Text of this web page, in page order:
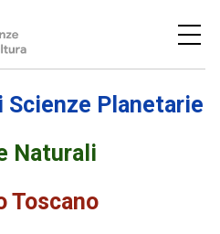
Scienze Planetarie
Naturali
Toscano